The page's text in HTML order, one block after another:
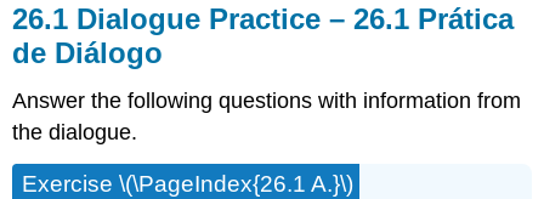
26.1 Dialogue Practice – 26.1 Prática
de Diálogo
Answer the following questions with information from
the dialogue.
Exercise \(\PageIndex{26.1 A.}\)